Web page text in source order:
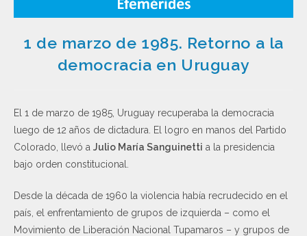
1 de marzo de 1985. Retorno a la
democracia en Uruguay
El 1 de marzo de 1985, Uruguay recuperaba la democracia
luego de 12 años de dictadura. El logro en manos del Partido
Colorado, llevó a Julio María Sanguinetti a la presidencia
bajo orden constitucional.
Desde la década de 1960 la violencia había recrudecido en el
país, el enfrentamiento de grupos de izquierda – como el
Movimiento de Liberación Nacional Tupamaros – y grupos de